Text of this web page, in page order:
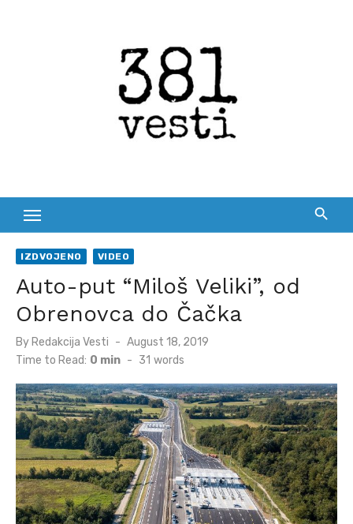
IZDVOJENO VIDEO
Auto-put “Miloš Veliki”, od
Obrenovca do Čačka
By Redakcija Vesti
Posted
August 18, 2019
Time to Read: 0 min - 31 words